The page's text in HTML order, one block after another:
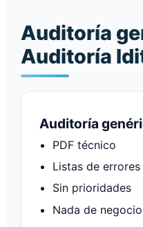
Auditoría
Auditoría
Auditoría
PDF técnico
Listas de errores
Sin prioridades
Nada de negocio